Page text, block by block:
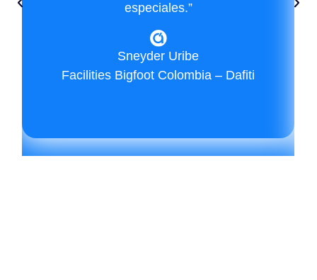
especiales.”
Sneyder Uribe
Facilities Bigfoot Colombia – Dafiti